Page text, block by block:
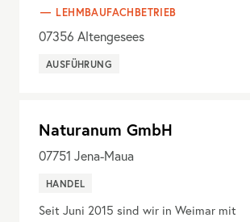
LEHMBAUFACHBETRIEB
07356 Altengesees
AUSFÜHRUNG
Naturanum GmbH
07751 Jena-Maua
HANDEL
Seit Juni 2015 sind wir in Weimar mit